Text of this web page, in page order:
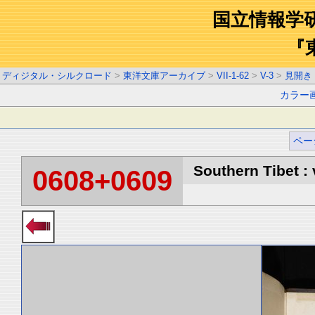
国立情報学
『
ディジタル・シルクロード > 東洋文庫アーカイブ > VII-1-62 > V-3 > 見開き
カラー
ペー
0608+0609 Southern Tibet :